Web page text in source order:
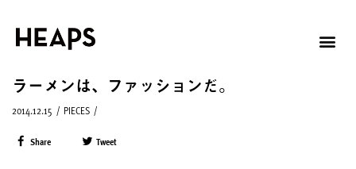
ラーメンは、ファッションだ。
2014.12.15 / PIECES /
Share Tweet